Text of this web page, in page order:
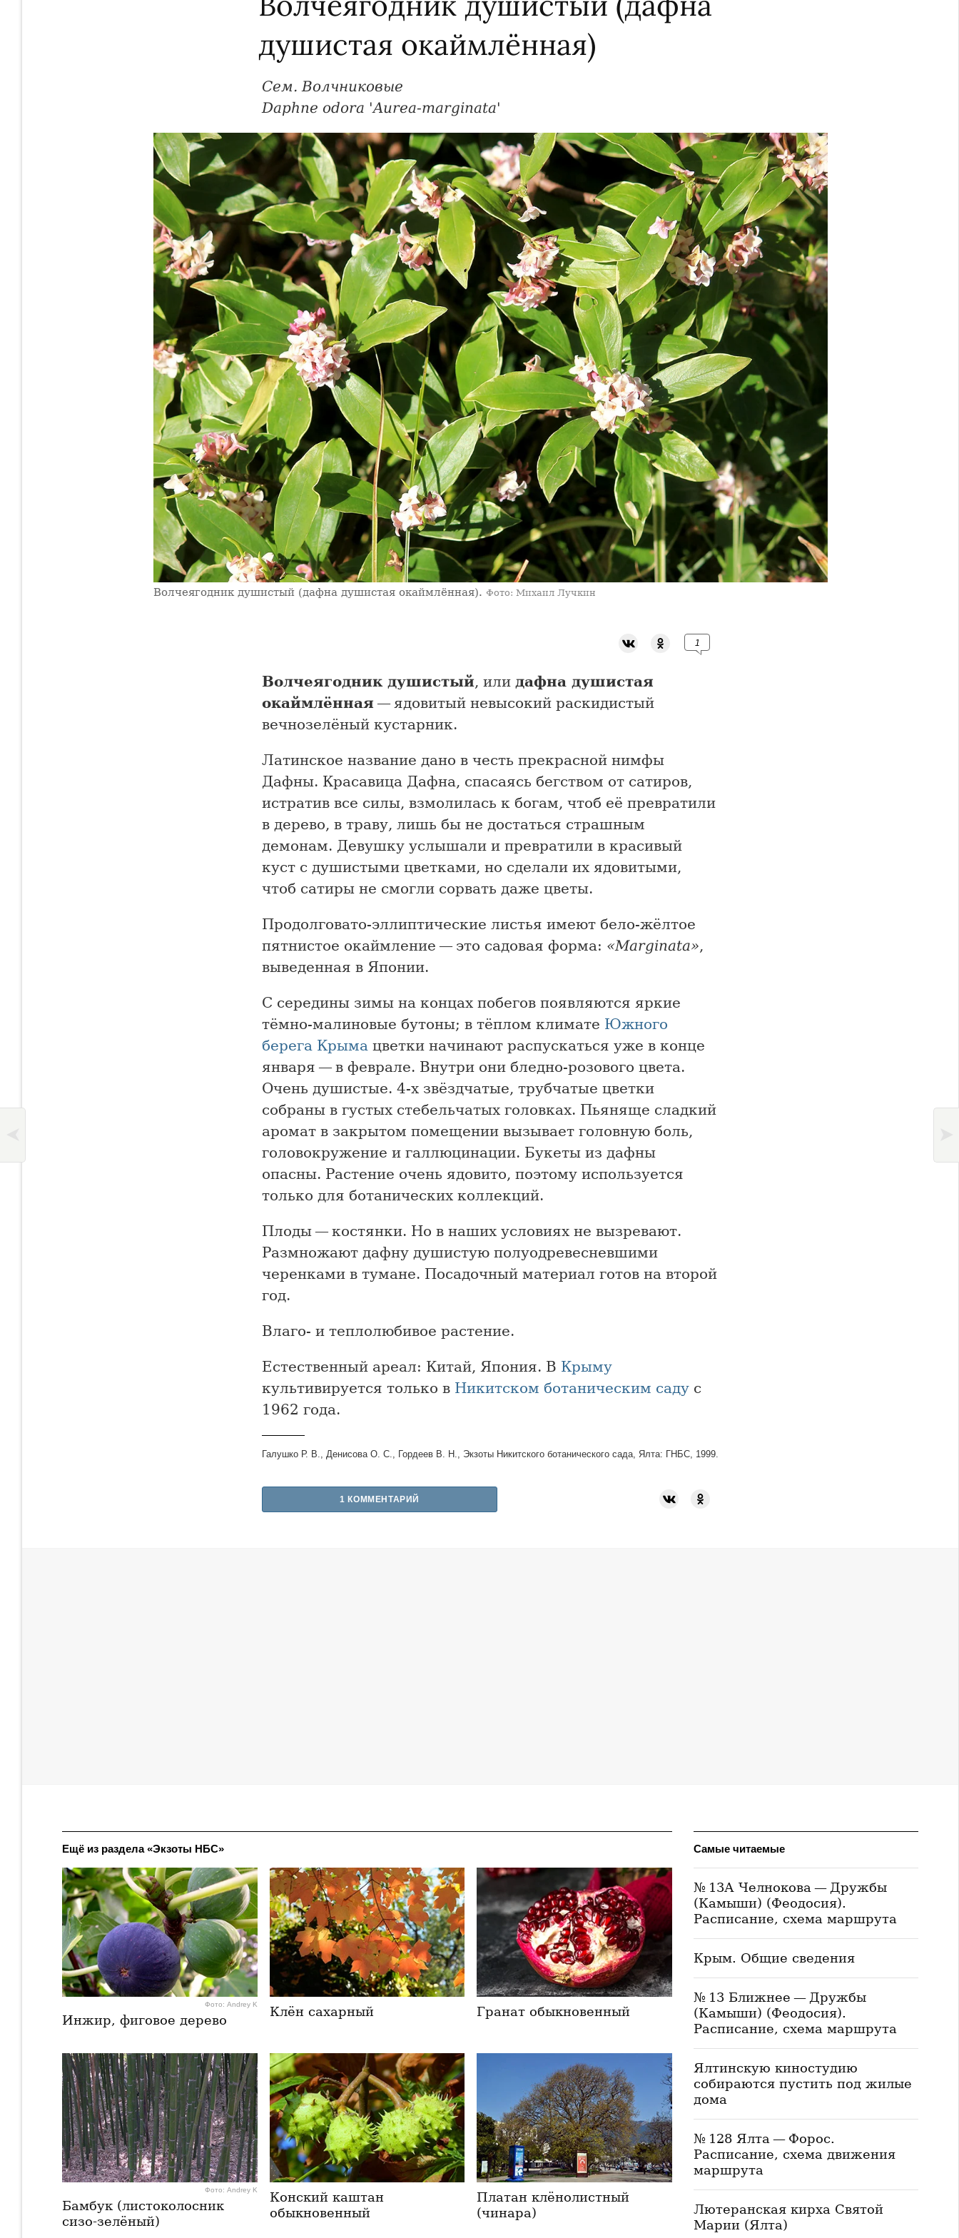
душистая окаймлённая)
Сем. Волчниковые
Daphne odora 'Aurea-marginata'
Волчеягодник душистый (дафна душистая окаймлённая). Фото: Михаил Лучкин
1
Волчеягодник душистый, или дафна душистая
окаймлённая — ядовитый невысокий раскидистый
вечнозелёный кустарник.
Латинское название дано в честь прекрасной нимфы
Дафны. Красавица Дафна, спасаясь бегством от сатиров,
истратив все силы, взмолилась к богам, чтоб её превратили
в дерево, в траву, лишь бы не достаться страшным
демонам. Девушку услышали и превратили в красивый
куст с душистыми цветками, но сделали их ядовитыми,
чтоб сатиры не смогли сорвать даже цветы.
Продолговато-эллиптические листья имеют бело-жёлтое
пятнистое окаймление — это садовая форма: «Marginata»,
выведенная в Японии.
С середины зимы на концах побегов появляются яркие
тёмно-малиновые бутоны; в тёплом климате Южного
берега Крыма цветки начинают распускаться уже в конце
января — в феврале. Внутри они бледно-розового цвета.
Очень душистые. 4-х звёздчатые, трубчатые цветки
собраны в густых стебельчатых головках. Пьяняще сладкий
аромат в закрытом помещении вызывает головную боль,
головокружение и галлюцинации. Букеты из дафны
опасны. Растение очень ядовито, поэтому используется
только для ботанических коллекций.
Плоды — костянки. Но в наших условиях не вызревают.
Размножают дафну душистую полуодревесневшими
черенками в тумане. Посадочный материал готов на второй
год.
Влаго- и теплолюбивое растение.
Естественный ареал: Китай, Япония. В Крыму
культивируется только в Никитском ботаническим саду с
1962 года.
Галушко Р. В., Денисова О. С., Гордеев В. Н., Экзоты Никитского ботанического сада, Ялта: ГНБС, 1999.
1 КОММЕНТАРИЙ
Ещё из раздела «Экзоты НБС»
Фото: Andrey K
Инжир, фиговое дерево
Клён сахарный Гранат обыкновенный
Фото: Andrey K
Бамбук (листоколосник
сизо-зелёный)
Конский каштан
обыкновенный
Платан клёнолистный
(чинара)
Самые читаемые
№ 13А Челнокова — Дружбы
(Камыши) (Феодосия).
Расписание, схема маршрута
Крым. Общие сведения
№ 13 Ближнее — Дружбы
(Камыши) (Феодосия).
Расписание, схема маршрута
Ялтинскую киностудию
собираются пустить под жилые
дома
№ 128 Ялта — Форос.
Расписание, схема движения
маршрута
Лютеранская кирха Святой
Марии (Ялта)